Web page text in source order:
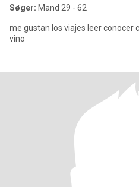
Søger: Mand 29 - 62
me gustan los viajes leer conocer
vino